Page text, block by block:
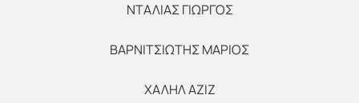
ΝΤΑΛΙΑΣ ΓΙΩΡΓΟΣ
ΒΑΡΝΙΤΣΙΩΤΗΣ ΜΑΡΙΟΣ
ΧΑΛΗΛ ΑΖΙΖ